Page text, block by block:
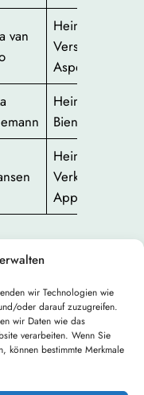
wir Technologien wie
oder darauf zuzugreifen.
wir Daten wie das
verarbeiten. Wenn Sie
können bestimmte Merkmale
van
Heimat- und
Asperden
Heimatfreunde
Bienen-
Heimat- und
Verkehrsverein
Appeldorn